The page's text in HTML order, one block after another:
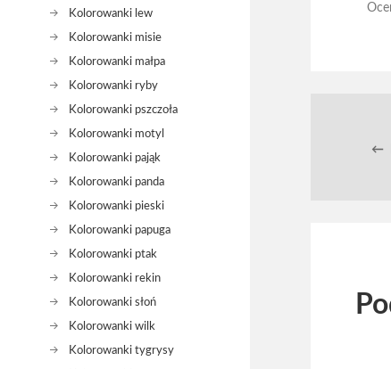
Kolorowanki lew
Kolorowanki misie
Kolorowanki małpa
Kolorowanki ryby
Kolorowanki pszczoła
Kolorowanki motyl
Kolorowanki pająk
Kolorowanki panda
Kolorowanki pieski
Kolorowanki papuga
Kolorowanki ptak
Kolorowanki rekin
Kolorowanki słoń
Kolorowanki wilk
Kolorowanki tygrysy
←